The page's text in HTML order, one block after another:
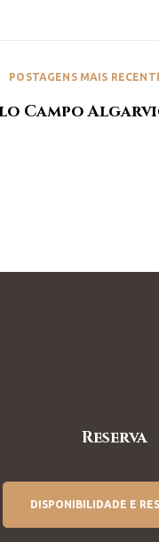
POSTAGENS MAIS
Campo
Reserva
DISPONIBILIDADE E